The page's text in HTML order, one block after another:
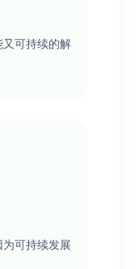
可持续的解
可持续发展